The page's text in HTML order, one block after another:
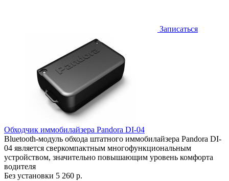
Записаться
Обходчик иммобилайзера Pandora DI-04
Bluetooth-модуль обхода штатного иммобилайзера Pandora DI-
04 является сверкомпактным многофункциональным
устройством, значительно повышающим уровень комфорта
водителя
Без установки 5 260 р.